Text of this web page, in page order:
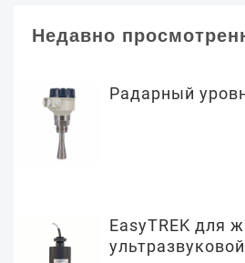
Недавно
Радарный
EasyTREK для